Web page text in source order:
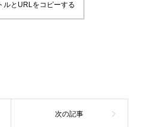
ルとURLをコピーする